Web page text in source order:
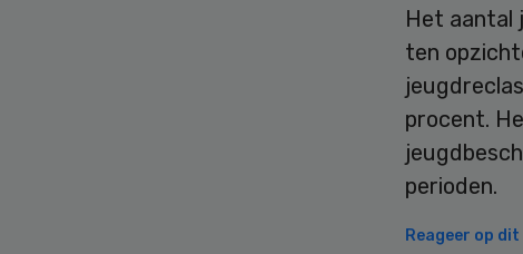
Het aantal
ten
procent.
perioden.
Reageer op